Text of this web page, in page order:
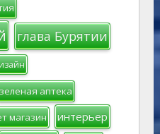
глава Бурятии
аптека
магазин интерьер